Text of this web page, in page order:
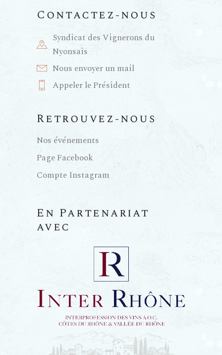
Contactez-nous
Syndicat des Vignerons du
Nyonsais
Nous envoyer un mail
Appeler le Président
Retrouvez-nous
Nos événements
Page Facebook
Compte Instagram
En Partenariat
avec